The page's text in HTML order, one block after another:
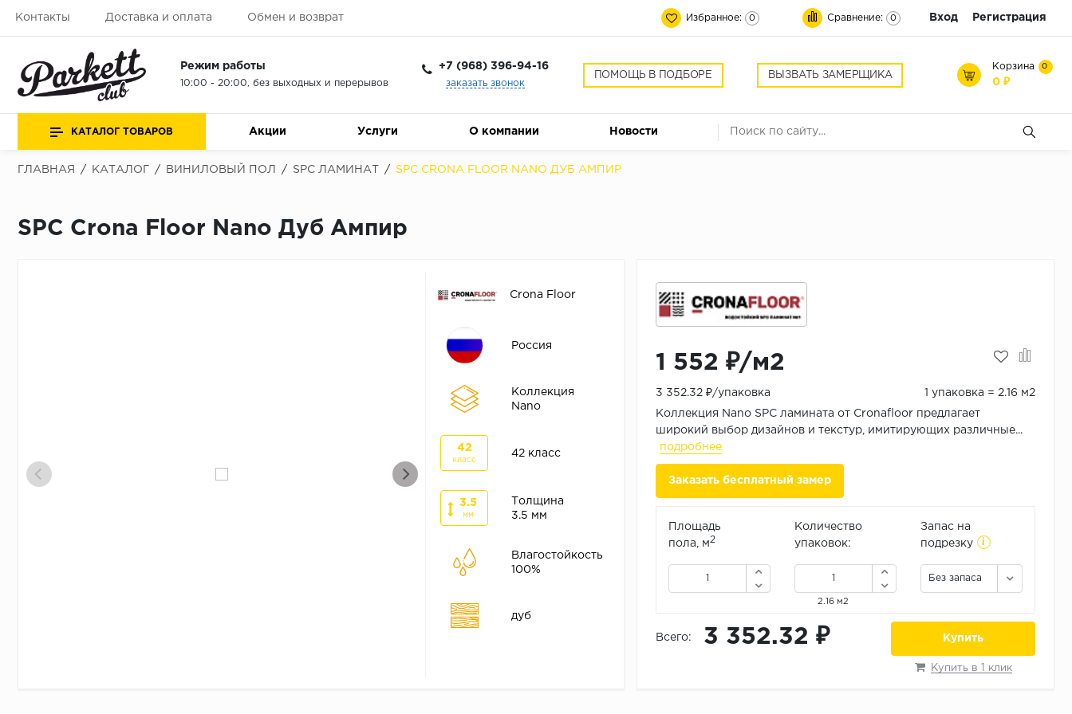
Контакты Доставка и оплата Обмен и возврат Избранное: 0 Сравнение: 0 Вход Регистрация
Режим работы
10:00 - 20:00, без выходных и перерывов
+7 (968) 396-94-16
заказать звонок
ПОМОЩЬ В ПОДБОРЕ ВЫЗВАТЬ ЗАМЕРЩИКА
Корзина 0
0 ₽
КАТАЛОГ ТОВАРОВ Акции Услуги О компании Новости
ГЛАВНАЯ / КАТАЛОГ / ВИНИЛОВЫЙ ПОЛ / SPC ЛАМИНАТ / SPC CRONA FLOOR NANO ДУБ АМПИР
SPC Crona Floor Nano Дуб Ампир
Crona Floor
Россия
Коллекция
Nano
42
класс
42 класс
3.5
мм
Толщина
3.5 мм
Влагостойкость
100%
дуб
1 552 ₽/м2
3 352.32 ₽/упаковка 1 упаковка = 2.16 м2
Коллекция Nano SPC ламината от Cronafloor предлагает
широкий выбор дизайнов и текстур, имитирующих различные...
подробнее
Заказать бесплатный замер
Площадь
пола, м 2
Количество
упаковок:
2.16 м2
Запас на
подрезку
i
Без запаса
Всего: 3 352.32 ₽ Купить
Купить в 1 клик